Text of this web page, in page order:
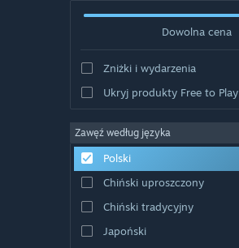
Dowolna cena
Zniżki i wydarzenia
Ukryj produkty Free to Play
Zawęź według języka
Polski
Chiński uproszczony
Chiński tradycyjny
Japoński